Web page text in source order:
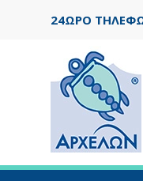
24ΩΡΟ